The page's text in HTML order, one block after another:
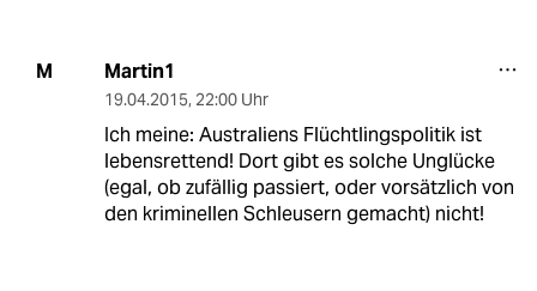
M Martin1
19.04.2015, 22:00 Uhr
Ich meine: Australiens Flüchtlingspolitik ist
lebensrettend! Dort gibt es solche Unglücke
(egal, ob zufällig passiert, oder vorsätzlich von
den kriminellen Schleusern gemacht) nicht!